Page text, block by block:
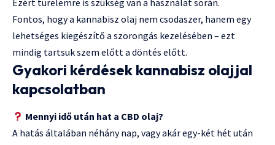
Fontos, hogy a kannabisz olaj nem csodaszer, hanem egy
lehetséges kiegészítő a szorongás kezelésében – ezt
mindig tartsuk szem előtt a döntés előtt.
Gyakori kérdések kannabisz olajjal
kapcsolatban
Mennyi idő után hat a CBD olaj?
A hatás általában néhány nap, vagy akár egy-két hét után